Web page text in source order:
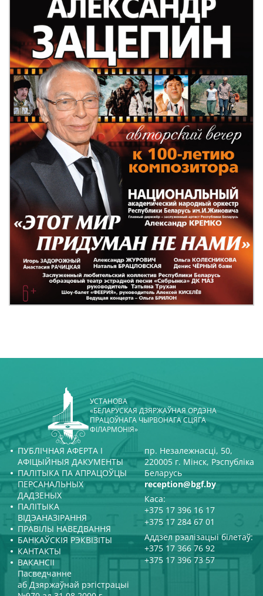
УСТАНОВА
«БЕЛАРУСКАЯ ДЗЯРЖАЎНАЯ ОРДЭНА
ПРАЦОЎНАГА ЧЫРВОНАГА СЦЯГА
ФІЛАРМОНІЯ»
ПУБЛІЧНАЯ АФЕРТА І
АФІЦЫЙНЫЯ ДАКУМЕНТЫ
ПАЛІТЫКА ПА АПРАЦОЎЦЫ
ПЕРСАНАЛЬНЫХ
ДАДЗЕНЫХ
ПАЛІТЫКА
ВІДЭАНАЗІРАННЯ
ПРАВІЛЫ НАВЕДВАННЯ
БАНКАЎСКІЯ РЭКВІЗІТЫ
КАНТАКТЫ
ВАКАНСІІ
пр. Незалежнасці, 50,
220005 г. Мінск, Рэспубліка
Беларусь
reception@bgf.by
Каса:
+375 17 396 16 17
+375 17 284 67 01
Аддзел рэалізацыі білетаў:
+375 17 366 76 92
+375 17 396 73 57
Пасведчанне
аб Дзяржаўнай рэгістрацыі